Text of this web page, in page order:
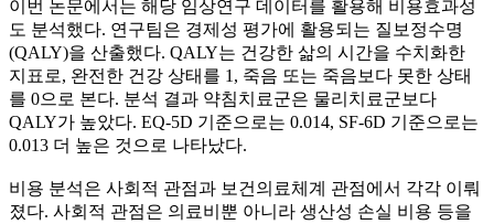
이번 논문에서는 해당 임상연구 데이터를 활용해 비용효과성
도 분석했다. 연구팀은 경제성 평가에 활용되는 질보정수명
(QALY)을 산출했다. QALY는 건강한 삶의 시간을 수치화한
지표로, 완전한 건강 상태를 1, 죽음 또는 죽음보다 못한 상태
를 0으로 본다. 분석 결과 약침치료군은 물리치료군보다
QALY가 높았다. EQ-5D 기준으로는 0.014, SF-6D 기준으로는
0.013 더 높은 것으로 나타났다.
비용 분석은 사회적 관점과 보건의료체계 관점에서 각각 이뤄
졌다. 사회적 관점은 의료비뿐 아니라 생산성 손실 비용 등을